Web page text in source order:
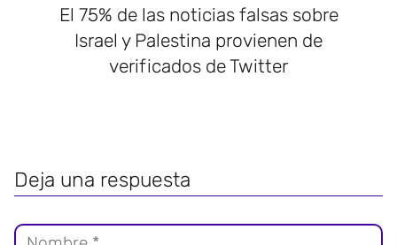
El 75% de las noticias falsas sobre
Israel y Palestina provienen de
verificados de Twitter
Deja una respuesta